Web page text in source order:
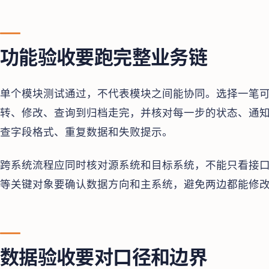
功能验收要跑完整业务链
单个模块测试通过，不代表模块之间能协同。选择一笔
转、修改、查询到归档走完，并核对每一步的状态、通
查字段格式、重复数据和失败提示。
跨系统流程应同时核对源系统和目标系统，不能只看接
等关键对象要确认数据方向和主系统，避免两边都能修
数据验收要对口径和边界